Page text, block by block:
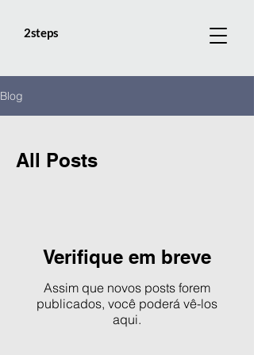
2steps
Blog
All Posts
Verifique em breve
Assim que novos posts forem
publicados, você poderá vê-los
aqui.